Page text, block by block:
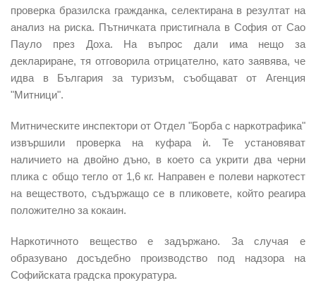
проверка бразилска гражданка, селектирана в резултат на
анализ на риска. Пътничката пристигнала в София от Сао
Пауло през Доха. На въпрос дали има нещо за
деклариране, тя отговорила отрицателно, като заявява, че
идва в България за туризъм, съобщават от Агенция
"Митници".
Митническите инспектори от Отдел "Борба с наркотрафика"
извършили проверка на куфара ѝ. Те установяват
наличието на двойно дъно, в което са укрити два черни
плика с общо тегло от 1,6 кг. Направен е полеви наркотест
на веществото, съдържащо се в пликовете, който реагира
положително за кокаин.
Наркотичното вещество е задържано. За случая е
образувано досъдебно производство под надзора на
Софийската градска прокуратура.